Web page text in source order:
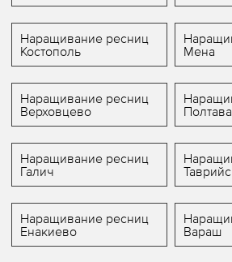
Наращивание ресниц
Костополь
Мена
Наращивание ресниц
Верховцево
Полтава
Наращивание ресниц
Галич
Наращивание ресниц
Енакиево
Вараш